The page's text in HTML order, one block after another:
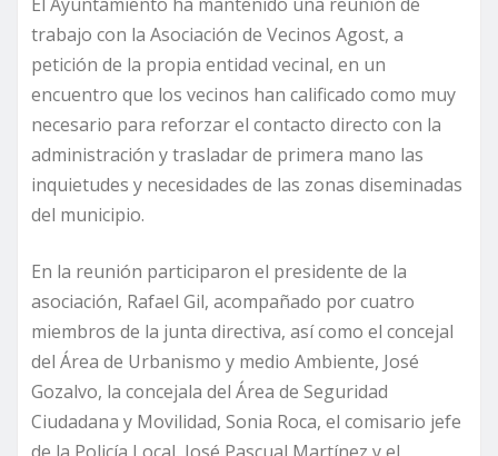
trabajo con la Asociación de Vecinos Agost, a
petición de la propia entidad vecinal, en un
encuentro que los vecinos han calificado como muy
necesario para reforzar el contacto directo con la
administración y trasladar de primera mano las
inquietudes y necesidades de las zonas diseminadas
del municipio.
En la reunión participaron el presidente de la
asociación, Rafael Gil, acompañado por cuatro
miembros de la junta directiva, así como el concejal
del Área de Urbanismo y medio Ambiente, José
Gozalvo, la concejala del Área de Seguridad
Ciudadana y Movilidad, Sonia Roca, el comisario jefe